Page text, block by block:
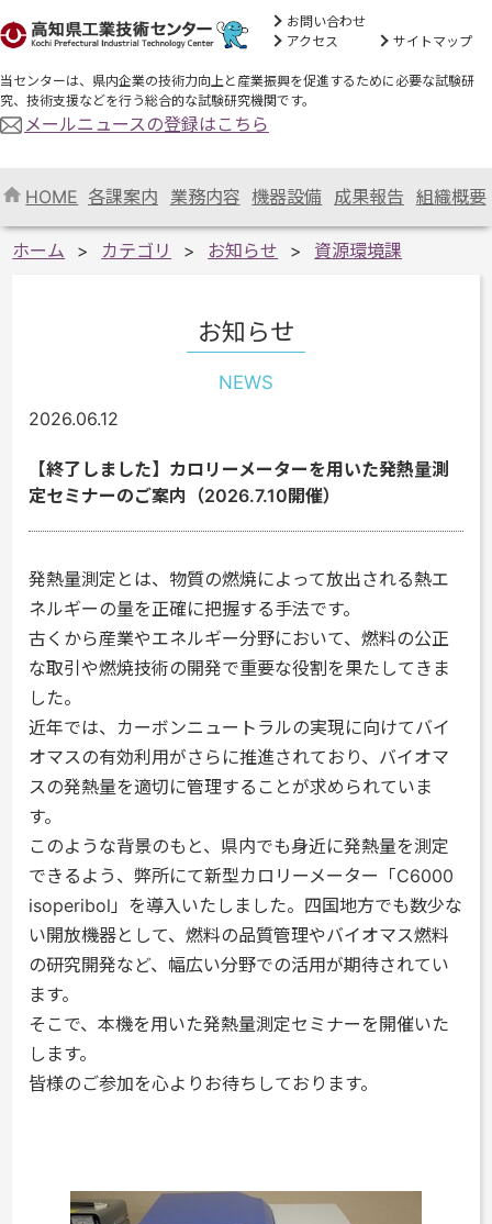
お問い合わせ
アクセス
サイトマップ
当センターは、県内企業の技術力向上と産業振興を促進するために必要な試験研
究、技術支援などを行う総合的な試験研究機関です。
メールニュースの登録はこちら
HOME 各課案内 業務内容 機器設備 成果報告 組織概要
ホーム カテゴリ お知らせ 資源環境課
お知らせ
NEWS
2026.06.12
【終了しました】カロリーメーターを用いた発熱量測
定セミナーのご案内（2026.7.10開催）
発熱量測定とは、物質の燃焼によって放出される熱エ
ネルギーの量を正確に把握する手法です。
古くから産業やエネルギー分野において、燃料の公正
な取引や燃焼技術の開発で重要な役割を果たしてきま
した。
近年では、カーボンニュートラルの実現に向けてバイ
オマスの有効利用がさらに推進されており、バイオマ
スの発熱量を適切に管理することが求められていま
す。
このような背景のもと、県内でも身近に発熱量を測定
できるよう、弊所にて新型カロリーメーター「C6000
isoperibol」を導入いたしました。四国地方でも数少な
い開放機器として、燃料の品質管理やバイオマス燃料
の研究開発など、幅広い分野での活用が期待されてい
ます。
そこで、本機を用いた発熱量測定セミナーを開催いた
します。
皆様のご参加を心よりお待ちしております。